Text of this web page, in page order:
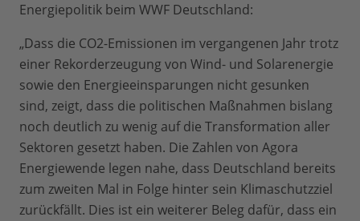
Energiepolitik beim WWF Deutschland:
„Dass die CO2-Emissionen im vergangenen Jahr trotz
einer Rekorderzeugung von Wind- und Solarenergie
sowie den Energieeinsparungen nicht gesunken
sind, zeigt, dass die politischen Maßnahmen bislang
noch deutlich zu wenig auf die Transformation aller
Sektoren gesetzt haben. Die Zahlen von Agora
Energiewende legen nahe, dass Deutschland bereits
zum zweiten Mal in Folge hinter sein Klimaschutzziel
zurückfällt. Dies ist ein weiterer Beleg dafür, dass ein